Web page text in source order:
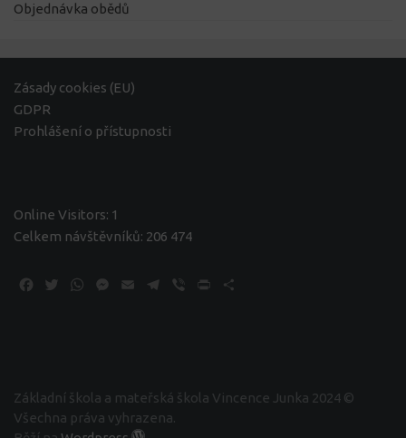
Objednávka obědů
Zásady cookies (EU)
GDPR
Prohlášení o přístupnosti
Online Visitors: 1
Celkem návštěvníků: 206 474
Facebook
TwitterWhatsApp
Messenger
Email Telegram
Viber Print
Základní škola a mateřská škola Vincence Junka 2024 ©
Všechna práva vyhrazena.